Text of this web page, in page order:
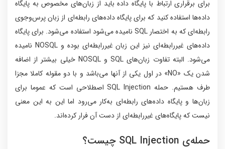
برای برقراری ارتباط با پایگاه داده باید از زبان‌های مخصوص به پایگاه
داده‌ها استفاده کنید که برای پایگاه داده‌های رابطه‌ای از زبان پرس‌وجوی
رابطه‌ای که به اختصار SQL نامیده می‌شود استفاده می‌شود. برای پایگاه
داده‌های غیررابطه‌ای نیز این زبان غیررابطه‌ای بوده و NOSQL نامیده
می‌شود. البته تفاوت زبان‌های SQL و NOSQL خیلی بیشتر از اضافه
شدن یک «NO» در اول یکی از آنها می‌باشد و با دو مقوله کاملا مجزا
طرف هستیم. حمله SQL Injection اصطلاحی است که عموما برای
زبان‌ها و پایگاه داده‌های رابطه‌ای به‌کار می‌رود اما این به این معنی
نیست که پایگاه‌های غیررابطه‌ای از دست آن فرار کرده‌اند.
حمله‌ی SQL Injection چیست؟